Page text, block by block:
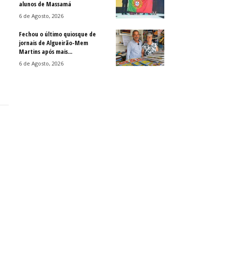
alunos de Massamá
6 de Agosto, 2026
Fechou o último quiosque de
jornais de Algueirão-Mem
Martins após mais...
6 de Agosto, 2026